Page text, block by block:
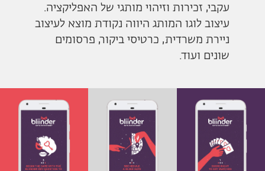
עקבי, זכירות וזיהוי מותגי של האפליקציה.
עיצוב לוגו המותג היווה נקודת מוצא לעיצוב
ניירת משרדית, כרטיסי ביקור, פרסומים
שונים ועוד.